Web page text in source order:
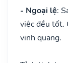
- Ngoại lệ:
việc đều tốt.
vinh quang.